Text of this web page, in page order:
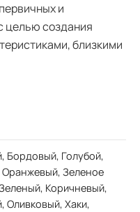
и
целью создания
близкими
Бордовый, Голубой,
Зеленое
Коричневый,
Оливковый, Хаки,